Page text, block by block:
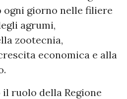
ogni giorno nelle filiere
agrumi,
zootecnia,
economica e alla
ruolo della Regione